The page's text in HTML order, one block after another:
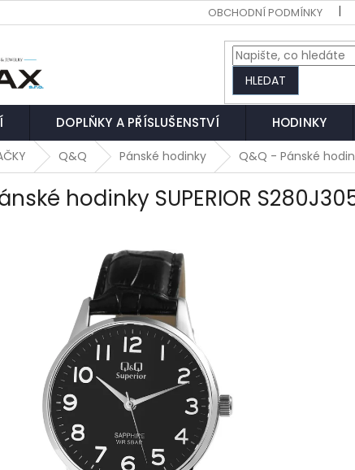
OBCHODNÍ PODMÍNKY
HLEDAT
DOPLŇKY A PŘÍSLUŠENSTVÍ HODINKY
Q&Q Pánské hodinky Q&Q - Pánské
hodinky SUPERIOR